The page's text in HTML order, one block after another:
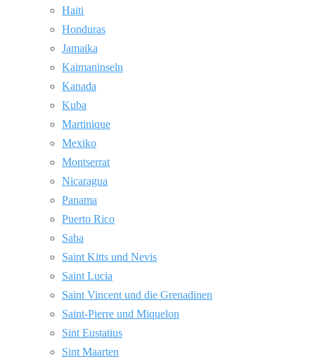
Haiti
Honduras
Jamaika
Kaimaninseln
Kanada
Kuba
Martinique
Mexiko
Montserrat
Nicaragua
Panama
Puerto Rico
Saba
Saint Kitts und Nevis
Saint Lucia
Saint Vincent und die Grenadinen
Saint-Pierre und Miquelon
Sint Eustatius
Sint Maarten